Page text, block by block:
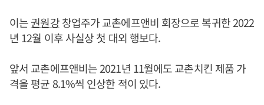
이는권원강창업주가 교촌에프앤비 회장으로 복귀한 2022
년 12월 이후 사실상 첫 대외 행보다.
앞서 교촌에프앤비는 2021년 11월에도 교촌치킨 제품 가
격을 평균 8.1%씩 인상한 적이 있다.